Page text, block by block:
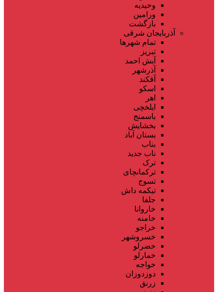
وحیدیه
ورامین
بازگشت
آذربایجان شرقی
تمام شهر‌ها
تبریز
آبش احمد
آذرشهر
آقکند
اسکو
اهر
ایلخچی
باسمنج
بخشایش
بستان آباد
بناب
ناب جدید
ترک
ترکمانچای
تسوج
تیکمه داش
جلفا
خاروانا
خامنه
خراجو
خسروشهر
خضرلو
خمارلو
خواجه
دوزدوزان
زرنق